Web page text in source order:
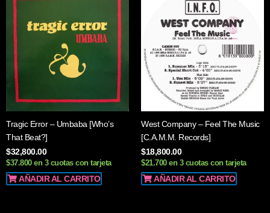
Tragic Error – Umbaba [Who’s
That Beat?]
$32,800.00
$37.800 en 3 cuotas con tarjeta
AÑADIR AL CARRITO
West Company – Feel The Music
[C.A.M.M. Records]
$18,800.00
$21.700 en 3 cuotas con tarjeta
AÑADIR AL CARRITO